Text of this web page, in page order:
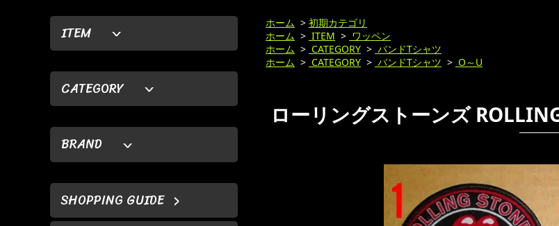
ITEM
CATEGORY
BRAND
SHOPPING GUIDE
ホーム > 初期カテゴリ
ホーム > ITEM > ワッペン
ホーム > CATEGORY > バンドTシャツ
ホーム > CATEGORY > バンドTシャツ > O～U
ローリングストーンズ